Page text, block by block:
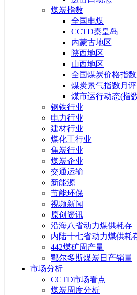
煤炭指数
全国电煤
CCTD秦皇岛
内蒙古地区
陕西地区
山西地区
全国煤炭价格指
煤炭景气指数月评
煤市运行动态(指
钢铁行业
电力行业
建材行业
煤化工行业
焦炭行业
煤炭企业
交通运输
新能源
节能环保
视频新闻
原创资讯
沿海八省动力煤供耗存
内陆十七省动力煤供耗
442煤矿周产量
鄂尔多斯煤炭日产销量
市场分析
CCTD市场看点
煤炭周度分析